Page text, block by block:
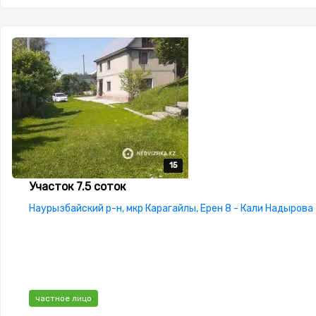
15
15
15
15
15
Участок 7.5 соток
Наурызбайский р-н, мкр Карагайлы, Ерен 8 - Кали Надырова
частное лицо